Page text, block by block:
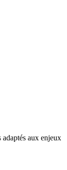
adaptés aux enjeux